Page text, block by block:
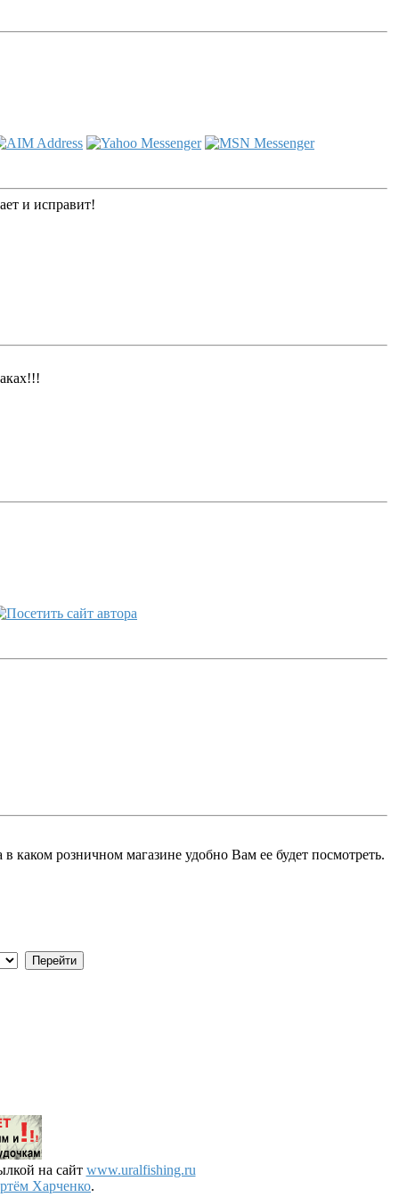
и исправит!
розничном магазине удобно Вам ее будет посмотреть.
на сайт www.uralfishing.ru
Харченко.